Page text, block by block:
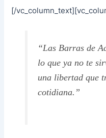
[/
“Las Barras de
lo que ya no te
una libertad que
cotidiana.”